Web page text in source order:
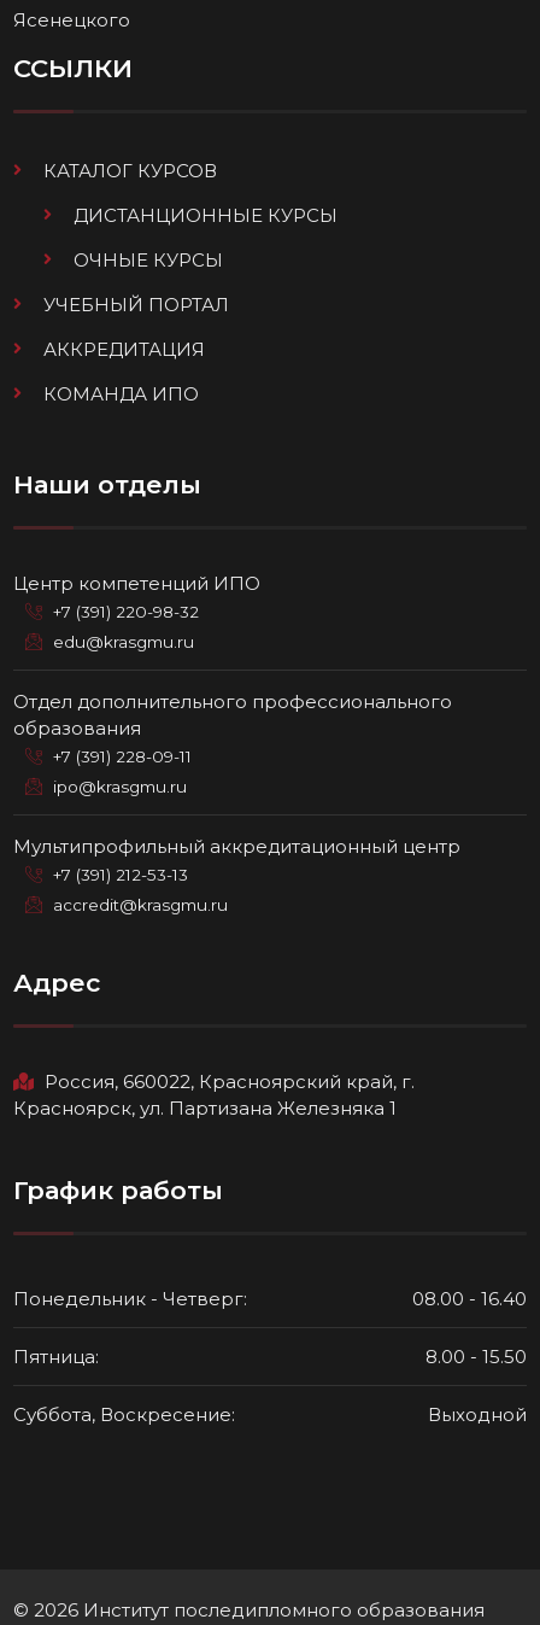
Ясенецкого
ССЫЛКИ
КАТАЛОГ КУРСОВ
ДИСТАНЦИОННЫЕ КУРСЫ
ОЧНЫЕ КУРСЫ
УЧЕБНЫЙ ПОРТАЛ
АККРЕДИТАЦИЯ
КОМАНДА ИПО
Наши отделы
Центр компетенций ИПО
+7 (391) 220-98-32
edu@krasgmu.ru
Отдел дополнительного профессионального
образования
+7 (391) 228-09-11
ipo@krasgmu.ru
Мультипрофильный аккредитационный центр
+7 (391) 212-53-13
accredit@krasgmu.ru
Адрес
Россия, 660022, Красноярский край, г.
Красноярск, ул. Партизана Железняка 1
График работы
Понедельник - Четверг: 08.00 - 16.40
Пятница: 8.00 - 15.50
Суббота, Воскресение: Выходной
© 2026 Институт последипломного образования